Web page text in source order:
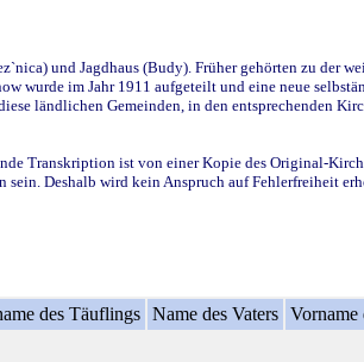
und Jagdhaus (Budy). Früher gehörten zu der
wurde im Jahr 1911 aufgeteilt und eine neue
ländlichen Gemeinden, in den entsprechenden
Transkription ist von einer Kopie des Original-
Deshalb wird kein Anspruch auf Fehlerfreiheit
des Täuflings Name des Vaters Vorname